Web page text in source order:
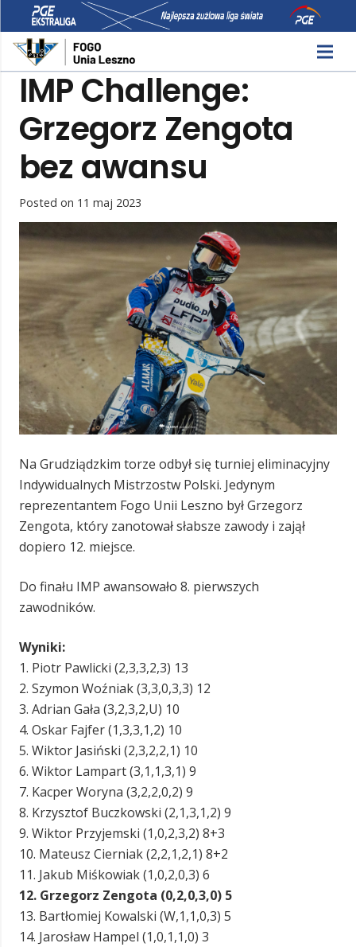
IMP Challenge:
Grzegorz Zengota
bez awansu
Posted on 11 maj 2023
Na Grudziądzkim torze odbył się turniej eliminacyjny
Indywidualnych Mistrzostw Polski. Jedynym
reprezentantem Fogo Unii Leszno był Grzegorz
Zengota, który zanotował słabsze zawody i zajął
dopiero 12. miejsce.
Do finału IMP awansowało 8. pierwszych
zawodników.
Wyniki:
1. Piotr Pawlicki (2,3,3,2,3) 13
2. Szymon Woźniak (3,3,0,3,3) 12
3. Adrian Gała (3,2,3,2,U) 10
4. Oskar Fajfer (1,3,3,1,2) 10
5. Wiktor Jasiński (2,3,2,2,1) 10
6. Wiktor Lampart (3,1,1,3,1) 9
7. Kacper Woryna (3,2,2,0,2) 9
8. Krzysztof Buczkowski (2,1,3,1,2) 9
9. Wiktor Przyjemski (1,0,2,3,2) 8+3
10. Mateusz Cierniak (2,2,1,2,1) 8+2
11. Jakub Miśkowiak (1,0,2,0,3) 6
12. Grzegorz Zengota (0,2,0,3,0) 5
13. Bartłomiej Kowalski (W,1,1,0,3) 5
14. Jarosław Hampel (1,0,1,1,0) 3